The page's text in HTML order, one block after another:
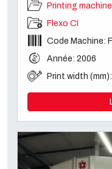
Printing
Flexo CI
Code Machine:
Année: 2006
Print width